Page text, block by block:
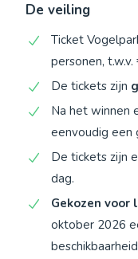
De veiling
Ticket
personen, t.w.v.
De tickets zijn
Na het winnen
eenvoudig een
De tickets zijn
dag.
Gekozen voor
oktober 2026